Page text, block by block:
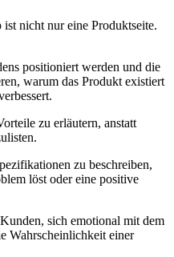
nicht nur eine Produktseite.
positioniert werden und die
warum das Produkt existiert
zu erläutern, anstatt
zu beschreiben,
löst oder eine positive
sich emotional mit dem
Wahrscheinlichkeit einer